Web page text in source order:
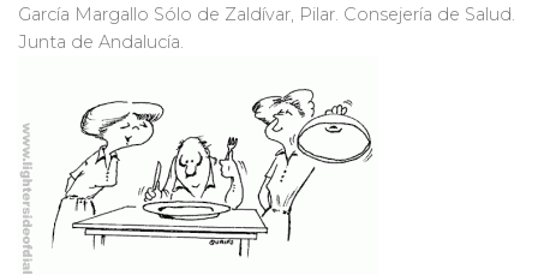
García Margallo Sólo de Zaldívar, Pilar. Consejería de Salud.
Junta de Andalucía.